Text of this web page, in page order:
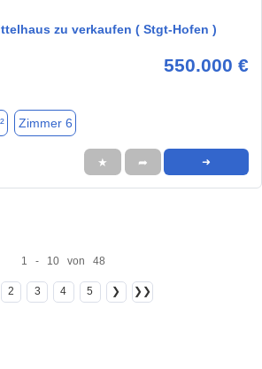
zu verkaufen ( Stgt-Hofen )
550.000 €
Zimmer 6
★ ➦ ➜
1 - 10 von 48
2 3 4 5 ❯ ❯❯